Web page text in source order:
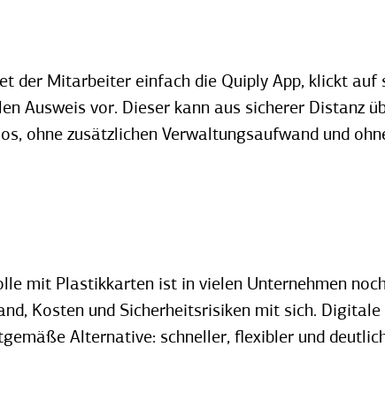
der Mitarbeiter einfach die Quiply App, klickt auf
Ausweis vor. Dieser kann aus sicherer Distanz
ohne zusätzlichen Verwaltungsaufwand und
mit Plastikkarten ist in vielen Unternehmen
Kosten und Sicherheitsrisiken mit sich. Digitale
Alternative: schneller, flexibler und